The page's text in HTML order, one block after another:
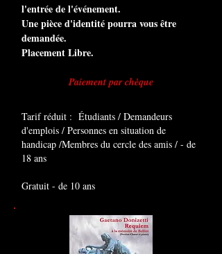
l'entrée de l'événement.
Une pièce d'identité pourra vous être
demandée.
Placement Libre.
Paiement par chèque
Tarif réduit : Étudiants / Demandeurs
d'emplois / Personnes en situation de
handicap /Membres du cercle des amis / - de
18 ans
Gratuit - de 10 ans